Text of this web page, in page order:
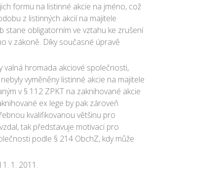
formu na listinné akcie na jméno, což
z listinných akcií na majitele
stane obligatorním ve vztahu ke zrušení
v zákoně. Díky současné úpravě
valná hromada akciové společnosti,
vyměněny listinné akcie na majitele
v § 112 ZPKT na zaknihované akcie
ex lege by pak zároveň
kvalifikovanou většinu pro
tak představuje motivaci pro
podle § 214 ObchZ, kdy může
1. 2011.